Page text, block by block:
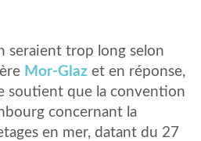
seraient trop long selon
Mor-Glaz et en réponse,
soutient que la convention
concernant la
en mer, datant du 27